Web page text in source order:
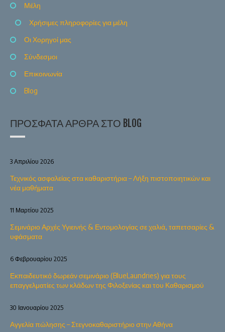
Μέλη
Χρήσιμες πληροφορίες για μέλη
Οι Χορηγοί μας
Σύνδεσμοι
Επικοινωνία
Blog
ΠΡΌΣΦΑΤΑ ΆΡΘΡΑ ΣΤΟ BLOG
Τεχνικός ασφαλείας στα καθαριστήρια – Λήξη πιστοποιητικών και
νέα μαθήματα
3 Απριλίου 2026
Σεμινάριο Αρχές Υγιεινής & Εντομολογίας σε χαλιά, ταπετσαρίες &
υφάσματα
11 Μαρτίου 2025
Εκπαιδευτικό δωρεάν σεμινάριο (BlueLaundries) για τους
επαγγελματίες των κλάδων της Φιλοξενίας και του Καθαρισμού
6 Φεβρουαρίου 2025
Αγγελία πώλησης – Στεγνοκαθαριστήριο στην Αθήνα
30 Ιανουαρίου 2025